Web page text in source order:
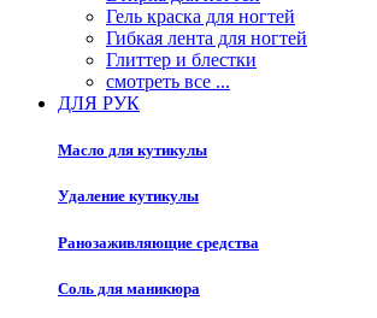
Гель краска для ногтей
Гибкая лента для ногтей
Глиттер и блестки
смотреть все ...
ДЛЯ РУК
Масло для кутикулы
Удаление кутикулы
Ранозаживляющие средства
Соль для маникюра